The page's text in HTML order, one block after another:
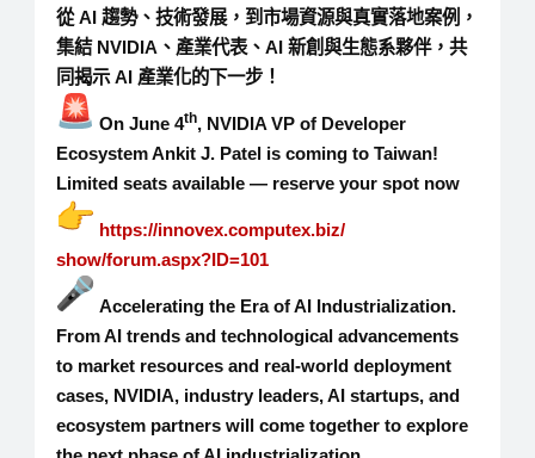
從AI 趨勢、技術發展，到市場資源與真實落地案例，
集結NVIDIA 、產業代表、 AI 新創與生態系夥伴，共
同揭示AI 產業化的下一步！
On June 4th, NVIDIA VP of Developer
Ecosystem Ankit J. Patel is coming to Taiwan!
Limited seats available — reserve your spot now
https://innovex.computex.biz/
show/forum.aspx?ID=101
Accelerating the Era of AI Industrialization.
From AI trends and technological advancements
to market resources and real-world deployment
cases, NVIDIA, industry leaders, AI startups, and
ecosystem partners will come together to explore